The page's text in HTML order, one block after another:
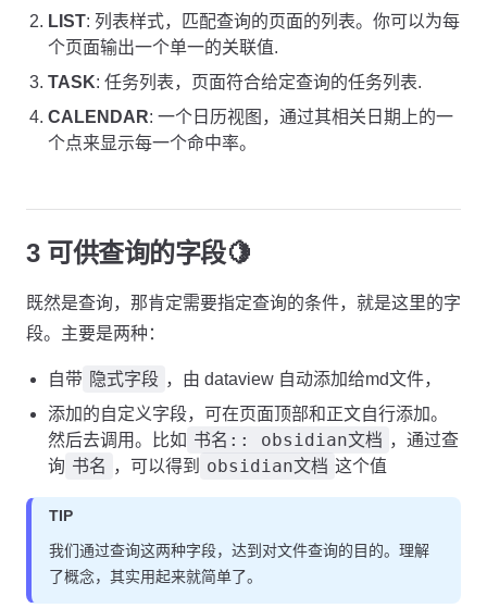
LIST: 列表样式，匹配查询的页面的列表。你可以为每
个页面输出一个单一的关联值.
TASK: 任务列表，页面符合给定查询的任务列表.
CALENDAR: 一个日历视图，通过其相关日期上的一
个点来显示每一个命中率。
3 可供查询的字段🍋
既然是查询，那肯定需要指定查询的条件，就是这里的字
段。主要是两种：
自带 隐式字段 ，由 dataview 自动添加给md文件，
添加的自定义字段，可在页面顶部和正文自行添加。
然后去调用。比如 书名:: obsidian文档 ，通过查
询 书名 ，可以得到 obsidian文档 这个值
TIP
我们通过查询这两种字段，达到对文件查询的目的。理解
了概念，其实用起来就简单了。